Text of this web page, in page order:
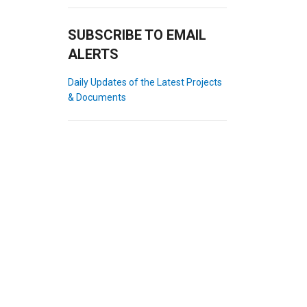
SUBSCRIBE TO EMAIL
ALERTS
Daily Updates of the Latest Projects
& Documents